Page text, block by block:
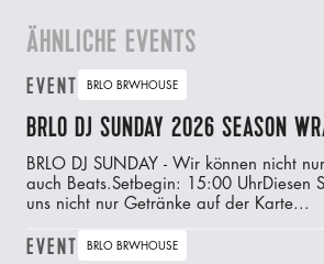
ÄHNLICHE EVENTS
EVENT BRLO BRWHOUSE
BRLO DJ SUNDAY 2026 SEASON
BRLO DJ SUNDAY - Wir können nicht
auch Beats.‍Setbegin: 15:00 UhrDiesen
uns nicht nur Getränke auf der Karte...
EVENT BRLO BRWHOUSE